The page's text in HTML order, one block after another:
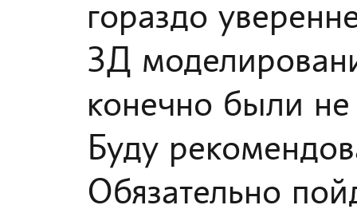
гораздо
3Д
конечно были
Буду
Обязательно